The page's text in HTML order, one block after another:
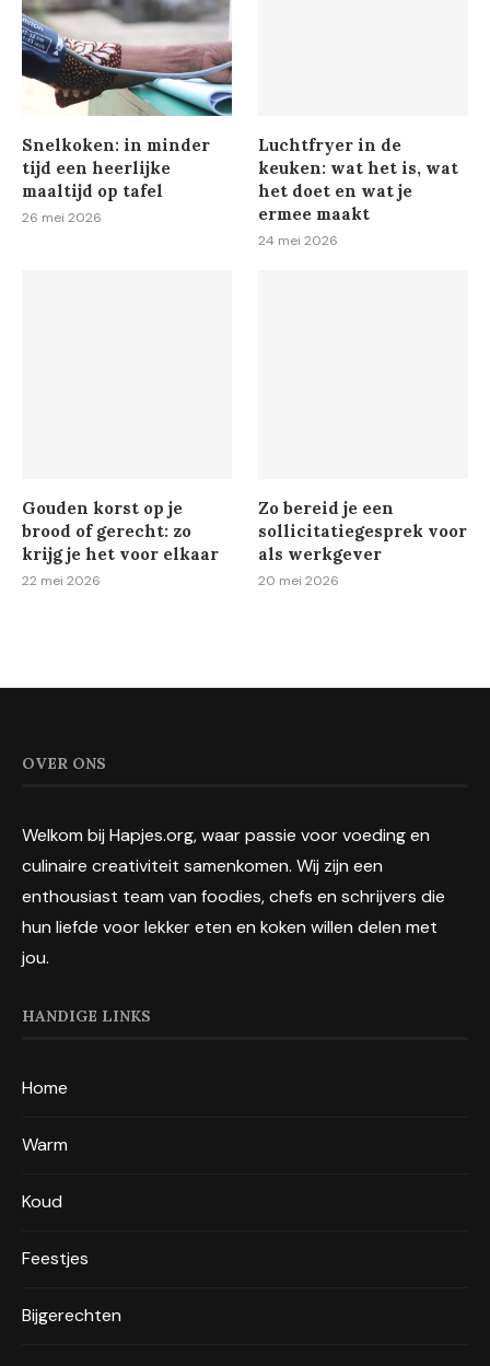
Snelkoken: in minder
tijd een heerlijke
maaltijd op tafel
26 mei 2026
Luchtfryer in de
keuken: wat het is, wat
het doet en wat je
ermee maakt
24 mei 2026
Gouden korst op je
brood of gerecht: zo
krijg je het voor elkaar
22 mei 2026
Zo bereid je een
sollicitatiegesprek voor
als werkgever
20 mei 2026
OVER ONS
Welkom bij Hapjes.org, waar passie voor voeding en
culinaire creativiteit samenkomen. Wij zijn een
enthousiast team van foodies, chefs en schrijvers die
hun liefde voor lekker eten en koken willen delen met
jou.
HANDIGE LINKS
Home
Warm
Koud
Feestjes
Bijgerechten